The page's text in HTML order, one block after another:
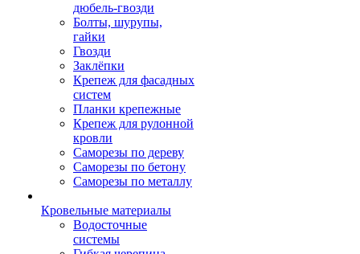
дюбель-гвозди
Болты, шурупы,
гайки
Гвозди
Заклёпки
Крепеж для фасадных
систем
Планки крепежные
Крепеж для рулонной
кровли
Саморезы по дереву
Саморезы по бетону
Саморезы по металлу
Кровельные материалы
Водосточные
системы